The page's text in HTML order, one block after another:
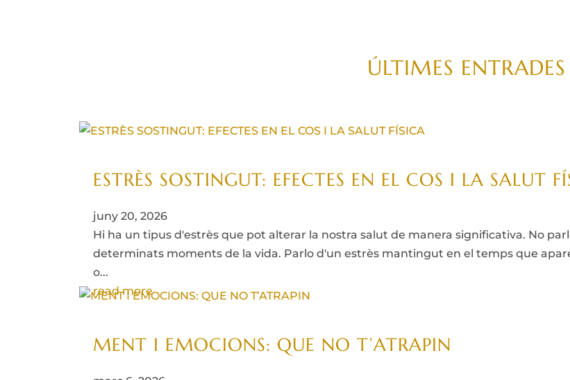
ÚLTIMES ENTRADES
ESTRÈS SOSTINGUT: EFECTES EN EL COS I LA SALUT
juny 20, 2026
Hi ha un tipus d'estrès que pot alterar la nostra salut de manera significativa. No
determinats moments de la vida. Parlo d'un estrès mantingut en el temps que
o...
read more
MENT I EMOCIONS: QUE NO T’ATRAPIN